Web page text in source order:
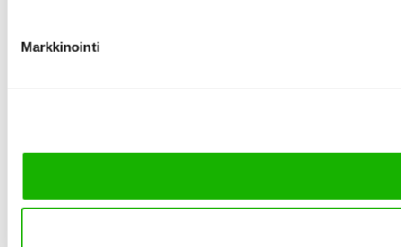
Markkinointi